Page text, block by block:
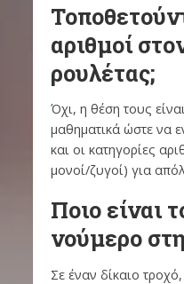
αριθμοί
ρουλέτας;
Όχι, η θέση τους
μαθηματικά ώστε να
και οι κατηγορίες
μονοί/ζυγοί) για
Ποιο είναι
νούμερο
Σε έναν δίκαιο